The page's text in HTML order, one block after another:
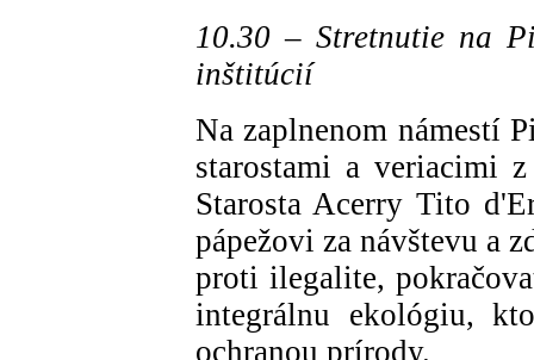
10.30 – Stretnutie na
inštitúcií
Na zaplnenom námestí
starostami a veriacimi
Starosta Acerry Tito
pápežovi za návštevu a
proti ilegalite,
integrálnu ekológiu,
ochranou prírody.